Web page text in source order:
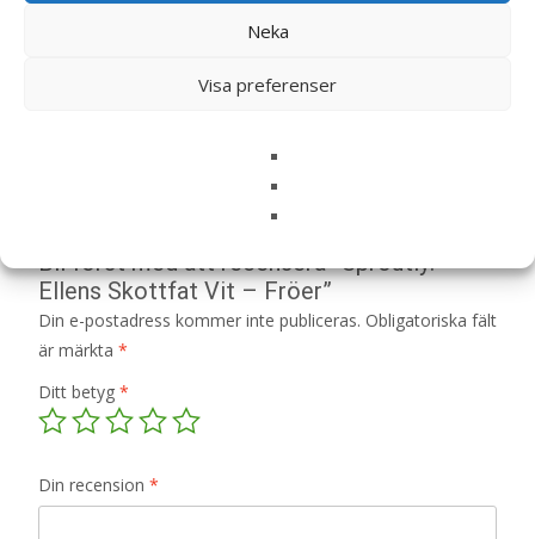
Neka
Visa preferenser
Bli först med att recensera ”Sproutly:
Ellens Skottfat Vit – Fröer”
Din e-postadress kommer inte publiceras. Obligatoriska fält
är märkta *
Ditt betyg *
Din recension *